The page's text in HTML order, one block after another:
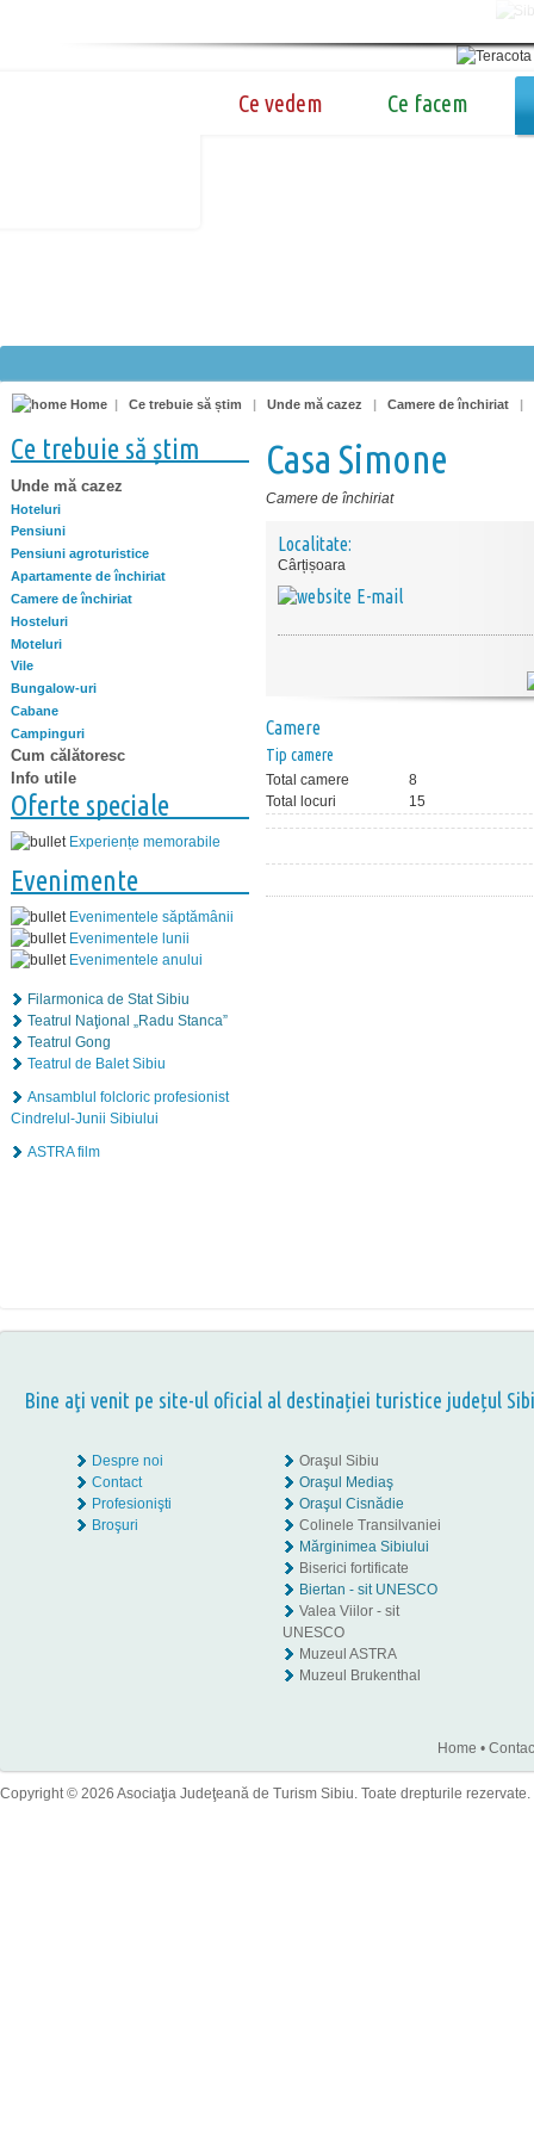
Ce vedem Ce facem
Home | Ce trebuie să știm | Unde mă cazez | Camere de închiriat |
Ce trebuie să știm
Unde mă cazez
Hoteluri
Pensiuni
Pensiuni agroturistice
Apartamente de închiriat
Camere de închiriat
Hosteluri
Moteluri
Vile
Bungalow-uri
Cabane
Campinguri
Cum călătoresc
Info utile
Oferte speciale
Experiențe memorabile
Evenimente
Evenimentele săptămânii
Evenimentele lunii
Evenimentele anului
Filarmonica de Stat Sibiu
Teatrul Naţional „Radu Stanca”
Teatrul Gong
Teatrul de Balet Sibiu
Ansamblul folcloric profesionist
Cindrelul-Junii Sibiului
ASTRA film
Casa Simone
Camere de închiriat
Localitate:
Cârțișoara
E-mail
Camere
Tip camere
Total camere
8
Total locuri
15
Bine aţi venit pe site-ul oficial al destinației turistice județul
Despre noi
Contact
Profesionişti
Broşuri
Oraşul Sibiu
Oraşul Mediaş
Oraşul Cisnădie
Colinele Transilvaniei
Mărginimea Sibiului
Biserici fortificate
Biertan - sit UNESCO
Valea Viilor - sit
UNESCO
Muzeul ASTRA
Muzeul Brukenthal
Home •
Copyright © 2026 Asociaţia Judeţeană de Turism Sibiu. Toate drepturile rezervate.